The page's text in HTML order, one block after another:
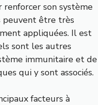
son système
peuvent être très
appliquées. Il est
sont les autres
immunitaire et de
qui y sont associés.
facteurs à